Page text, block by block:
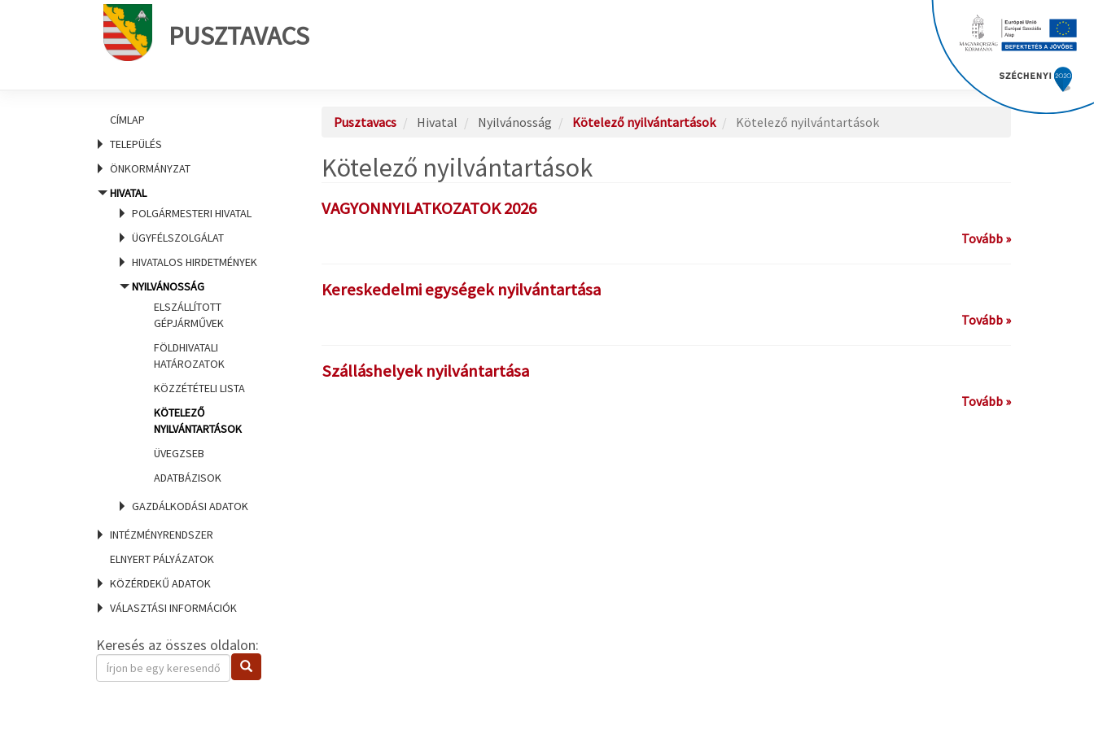
PUSZTAVACS
CÍMLAP
TELEPÜLÉS
ÖNKORMÁNYZAT
HIVATAL
POLGÁRMESTERI HIVATAL
ÜGYFÉLSZOLGÁLAT
HIVATALOS HIRDETMÉNYEK
NYILVÁNOSSÁG
ELSZÁLLÍTOTT
GÉPJÁRMŰVEK
FÖLDHIVATALI
HATÁROZATOK
KÖZZÉTÉTELI LISTA
KÖTELEZŐ
NYILVÁNTARTÁSOK
ÜVEGZSEB
ADATBÁZISOK
GAZDÁLKODÁSI ADATOK
INTÉZMÉNYRENDSZER
ELNYERT PÁLYÁZATOK
KÖZÉRDEKŰ ADATOK
VÁLASZTÁSI INFORMÁCIÓK
Keresés az összes oldalon:
Keresendő
kifejezés
Keresés
Pusztavacs Hivatal Nyilvánosság Kötelező nyilvántartások Kötelező nyilvántartások
Kötelező nyilvántartások
VAGYONNYILATKOZATOK 2026
Tovább »
Kereskedelmi egységek nyilvántartása
Tovább »
Szálláshelyek nyilvántartása
Tovább »